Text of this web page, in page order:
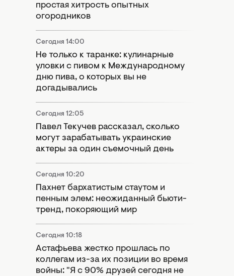
простая хитрость опытных
огородников
Сегодня 14:00
Не только к таранке: кулинарные
уловки с пивом к Международному
дню пива, о которых вы не
догадывались
Сегодня 12:05
Павел Текучев рассказал, сколько
могут зарабатывать украинские
актеры за один съемочный день
Сегодня 10:20
Пахнет бархатистым стаутом и
пенным элем: неожиданный бьюти-
тренд, покоряющий мир
Сегодня 10:18
Астафьева жестко прошлась по
коллегам из-за их позиции во время
войны: "Я с 90% друзей сегодня не